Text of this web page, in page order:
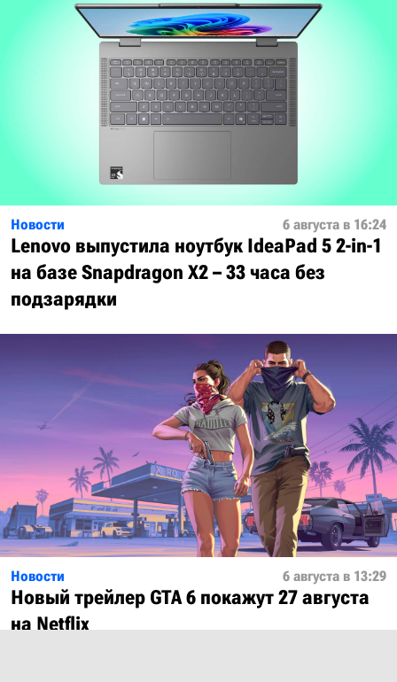
Новости 6 августа в 16:24
Lenovo выпустила ноутбук IdeaPad 5 2-in-1
на базе Snapdragon X2 – 33 часа без
подзарядки
Новости 6 августа в 13:29
Новый трейлер GTA 6 покажут 27 августа
на Netflix